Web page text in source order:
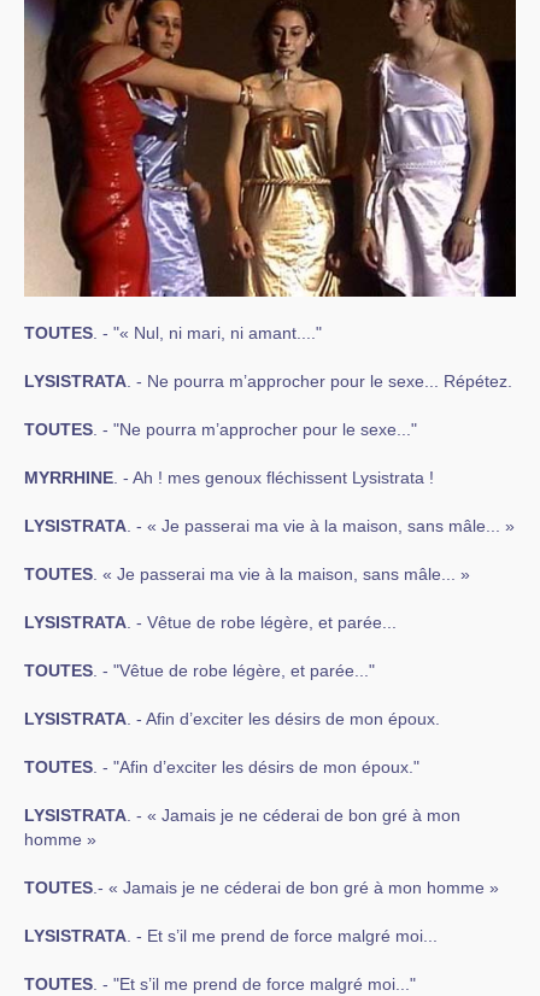
TOUTES. - "« Nul, ni mari, ni amant...."
LYSISTRATA. - Ne pourra m’approcher pour le sexe... Répétez.
TOUTES. - "Ne pourra m’approcher pour le sexe..."
MYRRHINE. - Ah ! mes genoux fléchissent Lysistrata !
LYSISTRATA. - « Je passerai ma vie à la maison, sans mâle... »
TOUTES. « Je passerai ma vie à la maison, sans mâle... »
LYSISTRATA. - Vêtue de robe légère, et parée...
TOUTES. - "Vêtue de robe légère, et parée..."
LYSISTRATA. - Afin d’exciter les désirs de mon époux.
TOUTES. - "Afin d’exciter les désirs de mon époux."
LYSISTRATA. - « Jamais je ne céderai de bon gré à mon
homme »
TOUTES.- « Jamais je ne céderai de bon gré à mon homme »
LYSISTRATA. - Et s’il me prend de force malgré moi...
TOUTES. - "Et s’il me prend de force malgré moi..."